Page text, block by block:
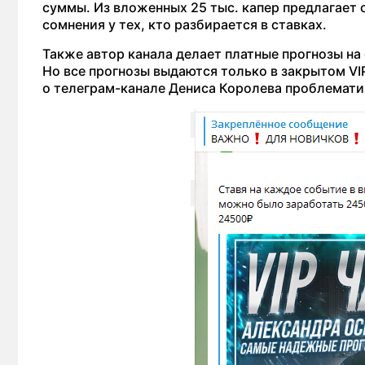
суммы. Из вложенных 25 тыс. капер предлагает
сомнения у тех, кто разбирается в ставках.
Также автор канала делает платные прогнозы
Но все прогнозы выдаются только в закрытом
о телеграм-канале Дениса Королева